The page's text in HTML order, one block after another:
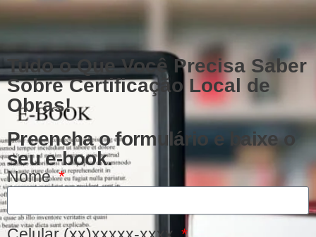
Tudo o Que Você Precisa Saber
Sobre Certificação Local de
Obras!
Preencha o formulário e baixe o
seu e-book.
Nome